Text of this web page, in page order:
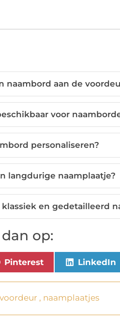
naambord aan de
voor
personaliseren?
langdurige naamplaatje?
en gedetailleerd
op:
Pinterest LinkedIn
, naamplaatjes